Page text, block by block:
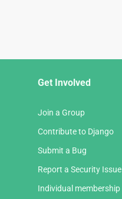
Get Involved
Join a Group
Contribute to Django
Submit a Bug
Report a Security Issue
Individual membership